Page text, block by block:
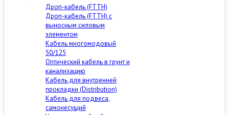
Дроп-кабель (FTTH)
Дроп-кабель (FTTH) с
выносным силовым
элементом
Кабель многомодовый
50/125
Оптический кабель в грунт и
канализацию
Кабель для внутренней
прокладки (Distribution)
Кабель для подвеса,
самонесущий